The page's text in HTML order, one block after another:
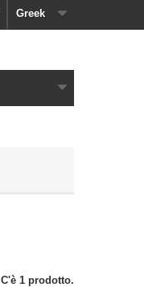
Greek
C'è 1 prodotto.